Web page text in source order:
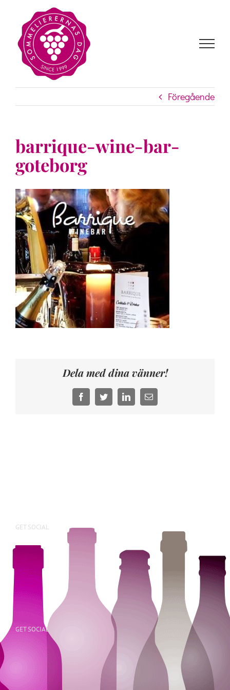
innehållet
Föregående
barrique-wine-bar-
goteborg
Dela med dina vänner!
FacebookTwitterLinkedIn
E-
post
GET SOCIAL
GET SOCIAL